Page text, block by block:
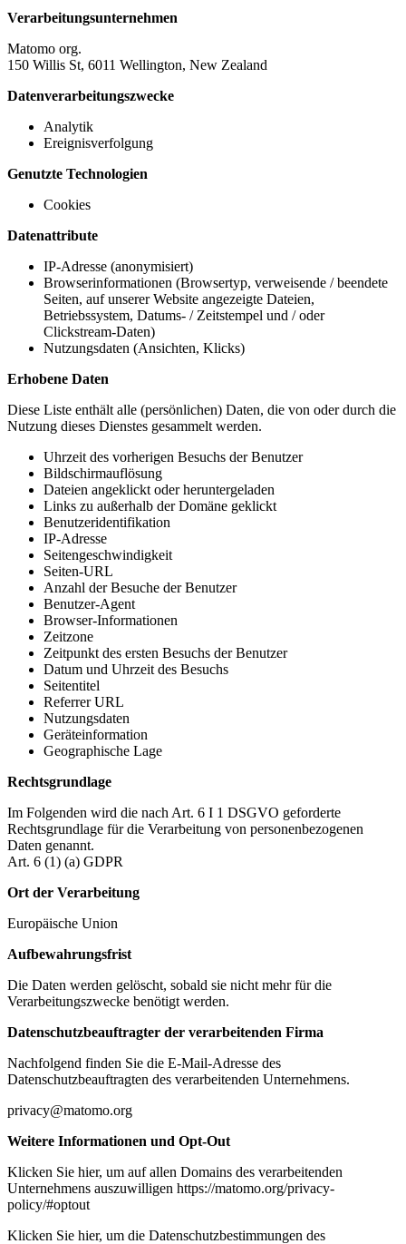
Verarbeitungsunternehmen
Matomo org.
150 Willis St, 6011 Wellington, New Zealand
Datenverarbeitungszwecke
Analytik
Ereignisverfolgung
Genutzte Technologien
Cookies
Datenattribute
IP-Adresse (anonymisiert)
Browserinformationen (Browsertyp, verweisende / beendete
Seiten, auf unserer Website angezeigte Dateien,
Betriebssystem, Datums- / Zeitstempel und / oder
Clickstream-Daten)
Nutzungsdaten (Ansichten, Klicks)
Erhobene Daten
Diese Liste enthält alle (persönlichen) Daten, die von oder durch die
Nutzung dieses Dienstes gesammelt werden.
Uhrzeit des vorherigen Besuchs der Benutzer
Bildschirmauflösung
Dateien angeklickt oder heruntergeladen
Links zu außerhalb der Domäne geklickt
Benutzeridentifikation
IP-Adresse
Seitengeschwindigkeit
Seiten-URL
Anzahl der Besuche der Benutzer
Benutzer-Agent
Browser-Informationen
Zeitzone
Zeitpunkt des ersten Besuchs der Benutzer
Datum und Uhrzeit des Besuchs
Seitentitel
Referrer URL
Nutzungsdaten
Geräteinformation
Geographische Lage
Rechtsgrundlage
Im Folgenden wird die nach Art. 6 I 1 DSGVO geforderte
Rechtsgrundlage für die Verarbeitung von personenbezogenen
Daten genannt.
Art. 6 (1) (a) GDPR
Ort der Verarbeitung
Europäische Union
Aufbewahrungsfrist
Die Daten werden gelöscht, sobald sie nicht mehr für die
Verarbeitungszwecke benötigt werden.
Datenschutzbeauftragter der verarbeitenden Firma
Nachfolgend finden Sie die E-Mail-Adresse des
Datenschutzbeauftragten des verarbeitenden Unternehmens.
privacy@matomo.org
Weitere Informationen und Opt-Out
Klicken Sie hier, um auf allen Domains des verarbeitenden
Unternehmens auszuwilligen https://matomo.org/privacy-
policy/#optout
Klicken Sie hier, um die Datenschutzbestimmungen des